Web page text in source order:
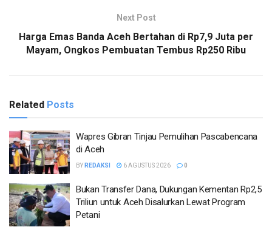
Next Post
Harga Emas Banda Aceh Bertahan di Rp7,9 Juta per
Mayam, Ongkos Pembuatan Tembus Rp250 Ribu
Related Posts
Wapres Gibran Tinjau Pemulihan Pascabencana
di Aceh
BY REDAKSI 6 AGUSTUS 2026 0
Bukan Transfer Dana, Dukungan Kementan Rp2,5
Triliun untuk Aceh Disalurkan Lewat Program
Petani